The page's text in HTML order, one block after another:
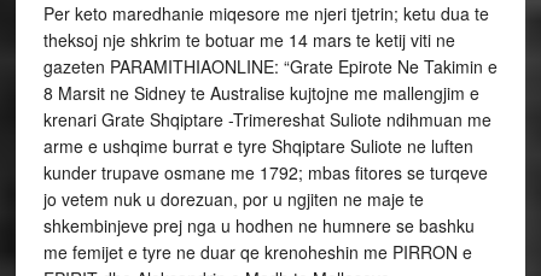
Per keto maredhanie miqesore me njeri tjetrin; ketu dua te
theksoj nje shkrim te botuar me 14 mars te ketij viti ne
gazeten PARAMITHIAONLINE: “Grate Epirote Ne Takimin e
8 Marsit ne Sidney te Australise kujtojne me mallengjim e
krenari Grate Shqiptare -Trimereshat Suliote ndihmuan me
arme e ushqime burrat e tyre Shqiptare Suliote ne luften
kunder trupave osmane me 1792; mbas fitores se turqeve
jo vetem nuk u dorezuan, por u ngjiten ne maje te
shkembinjeve prej nga u hodhen ne humnere se bashku
me femijet e tyre ne duar qe krenoheshin me PIRRON e